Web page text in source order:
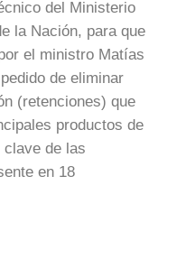
del Ministerio
la Nación, para que
el ministro Matías
de eliminar
(retenciones) que
productos de
de las
en 18